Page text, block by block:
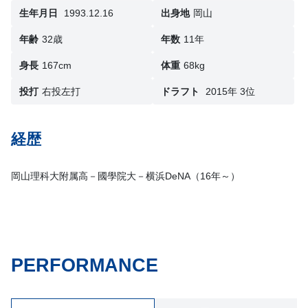
生年月日 1993.12.16 出身地 岡山
年齢 32歳 年数 11年
身長 167cm 体重 68kg
投打 右投左打 ドラフト 2015年 3位
経歴
岡山理科大附属高－國學院大－横浜DeNA（16年～）
PERFORMANCE